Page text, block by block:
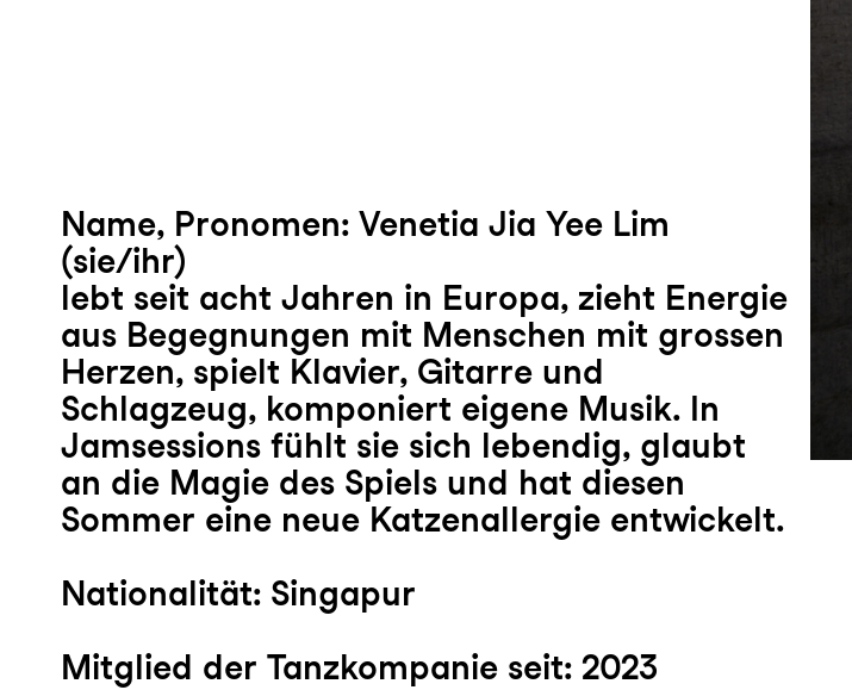
Name, Pronomen: Venetia Jia Yee Lim
(sie/ihr)
lebt seit acht Jahren in Europa, zieht Energie
aus Begegnungen mit Menschen mit grossen
Herzen, spielt Klavier, Gitarre und
Schlagzeug, komponiert eigene Musik. In
Jamsessions fühlt sie sich lebendig, glaubt
an die Magie des Spiels und hat diesen
Sommer eine neue Katzenallergie entwickelt.
Nationalität: Singapur
Mitglied der Tanzkompanie seit: 2023